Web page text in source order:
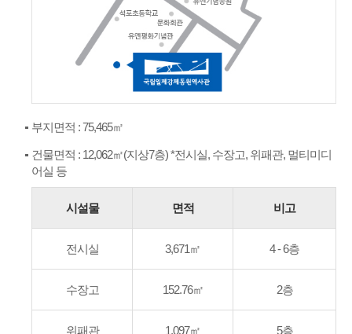
부지면적 : 75,465㎡
건물면적 : 12,062㎡(지상7층) *전시실, 수장고, 위패관, 멀티미디
어실 등
시설물 면적 비고
전시실 3,671㎡ 4 - 6층
수장고 152.76㎡ 2층
위패관 1,097㎡ 5층